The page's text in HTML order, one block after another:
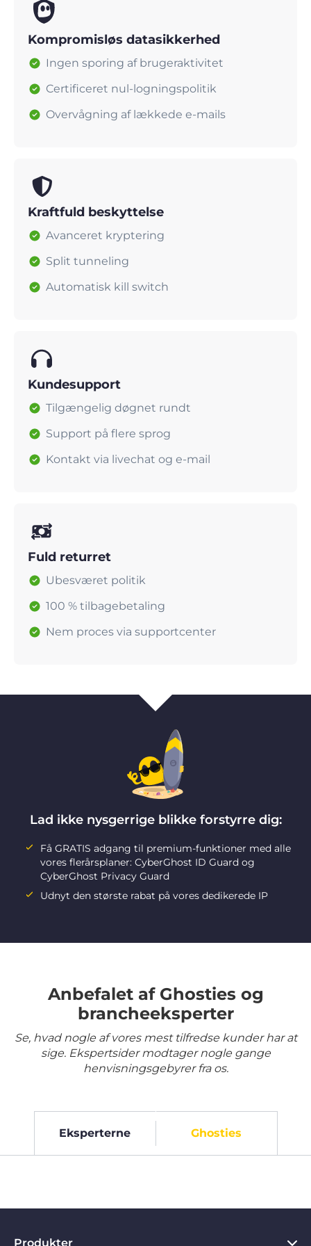
Kompromisløs datasikkerhed
Ingen sporing af brugeraktivitet
Certificeret nul-logningspolitik
Overvågning af lækkede e-mails
Kraftfuld beskyttelse
Avanceret kryptering
Split tunneling
Automatisk kill switch
Kundesupport
Tilgængelig døgnet rundt
Support på flere sprog
Kontakt via livechat og e-mail
Fuld returret
Ubesværet politik
100 % tilbagebetaling
Nem proces via supportcenter
Lad ikke nysgerrige blikke forstyrre dig:
Få GRATIS adgang til premium-funktioner med alle
vores flerårsplaner: CyberGhost ID Guard og
CyberGhost Privacy Guard
Udnyt den største rabat på vores dedikerede IP
Anbefalet af Ghosties og
brancheeksperter
Se, hvad nogle af vores mest tilfredse kunder har at
sige. Ekspertsider modtager nogle gange
henvisningsgebyrer fra os.
Eksperterne Ghosties
Produkter